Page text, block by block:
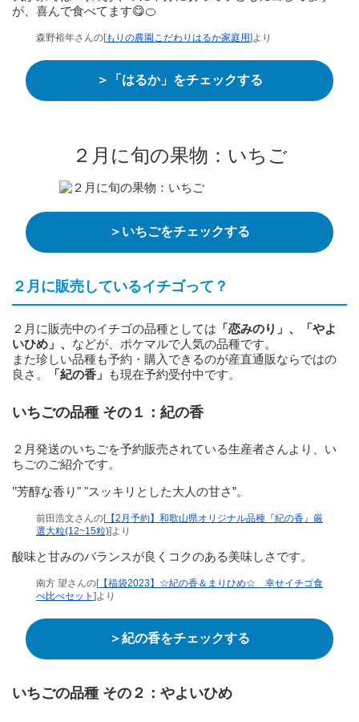
が、喜んで食べてます😋🍊
森野裕年さんの[もりの農園こだわりはるか家庭用]より
＞「はるか」をチェックする
２月に旬の果物：いちご
＞いちごをチェックする
２月に販売しているイチゴって？
２月に販売中のイチゴの品種としては 「恋みのり」、「やよ
いひめ」、 などが、ポケマルで人気の品種です。
また珍しい品種も予約・購入できるのが産直通販ならではの
良さ。
「紀の香」 も現在予約受付中です。
いちごの品種 その１：紀の香
２月発送のいちごを予約販売されている生産者さんより、い
ちごのご紹介です。
’’芳醇な香り" "スッキリとした大人の甘さ”。
前田浩文さんの[【2月予約】和歌山県オリジナル品種『紀の香』厳
選大粒(12~15粒)]より
酸味と甘みのバランスが良くコクのある美味しさです。
南方 望さんの[【福袋2023】☆紀の香＆まりひめ☆ 幸せイチゴ食
べ比べセット ]より
＞紀の香をチェックする
いちごの品種 その２： やよいひめ